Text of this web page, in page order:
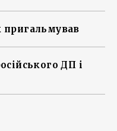
пригальмував
ДП і